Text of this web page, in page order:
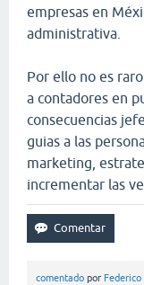
empresas en
administrativa.
Por ello no es
a contadores en
consecuencias
guias a las
marketing,
incrementar las
comentado por Federico